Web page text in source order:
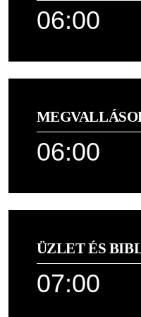
Learn more
06:00
06:00
Joel Osteen reggeli
Learn more
06:00
06:00
[...]
Learn more
ÜZLET ÉS
07:00